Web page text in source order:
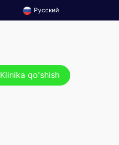
Русский
Klinika qo'shish